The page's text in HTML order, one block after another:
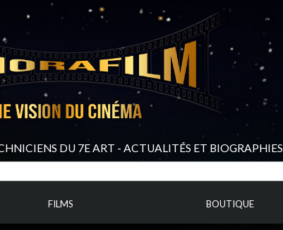
DU 7E ART - ACTUALITÉS ET BIOGRAPHIES
FILMS BOUTIQUE